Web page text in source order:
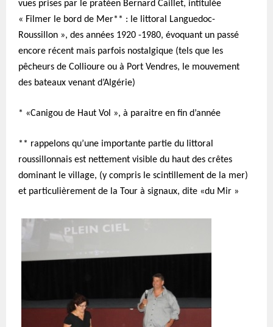
vues prises par le pratéen Bernard Caillet, intitulée
« Filmer le bord de Mer** : le littoral Languedoc-
Roussillon », des années 1920 -1980, évoquant un passé
encore récent mais parfois nostalgique (tels que les
pêcheurs de Collioure ou à Port Vendres, le mouvement
des bateaux venant d’Algérie)
* «Canigou de Haut Vol », à paraitre en fin d’année
** rappelons qu’une importante partie du littoral
roussillonnais est nettement visible du haut des crêtes
dominant le village, (y compris le scintillement de la mer)
et particulièrement de la Tour à signaux, dite «du Mir »